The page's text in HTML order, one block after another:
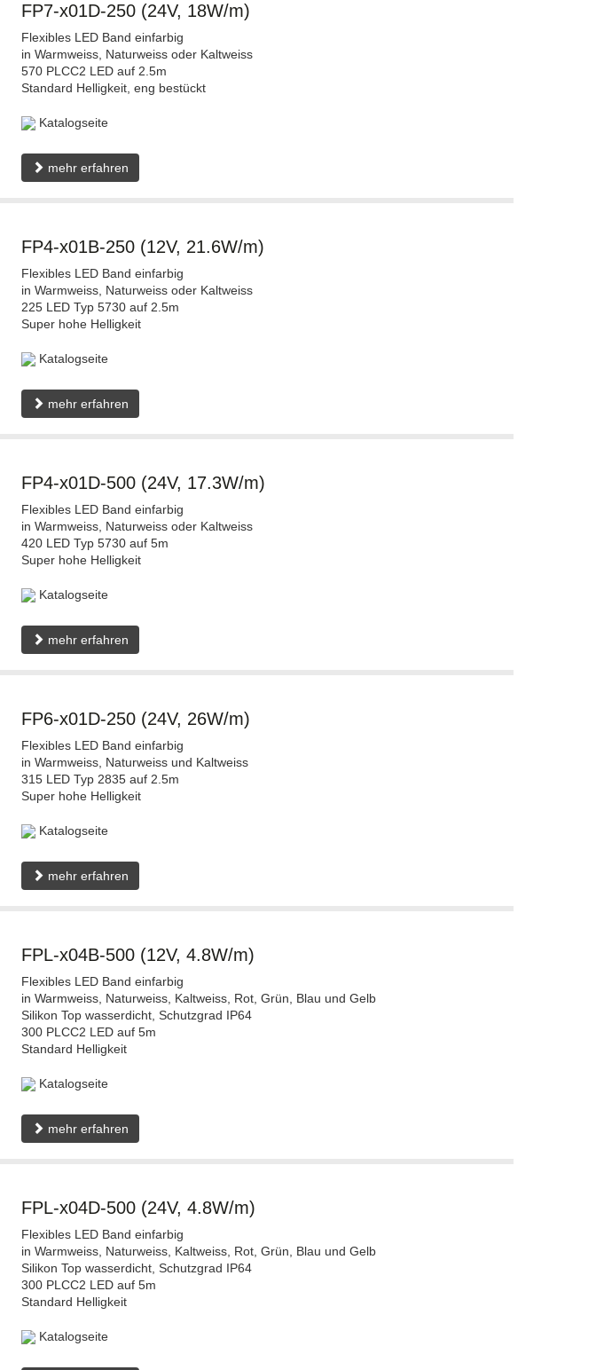
FP7-x01D-250 (24V, 18W/m)
Flexibles LED Band einfarbig
in Warmweiss, Naturweiss oder Kaltweiss
570 PLCC2 LED auf 2.5m
Standard Helligkeit, eng bestückt
Katalogseite
mehr erfahren
FP4-x01B-250 (12V, 21.6W/m)
Flexibles LED Band einfarbig
in Warmweiss, Naturweiss oder Kaltweiss
225 LED Typ 5730 auf 2.5m
Super hohe Helligkeit
Katalogseite
mehr erfahren
FP4-x01D-500 (24V, 17.3W/m)
Flexibles LED Band einfarbig
in Warmweiss, Naturweiss oder Kaltweiss
420 LED Typ 5730 auf 5m
Super hohe Helligkeit
Katalogseite
mehr erfahren
FP6-x01D-250 (24V, 26W/m)
Flexibles LED Band einfarbig
in Warmweiss, Naturweiss und Kaltweiss
315 LED Typ 2835 auf 2.5m
Super hohe Helligkeit
Katalogseite
mehr erfahren
FPL-x04B-500 (12V, 4.8W/m)
Flexibles LED Band einfarbig
in Warmweiss, Naturweiss, Kaltweiss, Rot, Grün, Blau und Gelb
Silikon Top wasserdicht, Schutzgrad IP64
300 PLCC2 LED auf 5m
Standard Helligkeit
Katalogseite
mehr erfahren
FPL-x04D-500 (24V, 4.8W/m)
Flexibles LED Band einfarbig
in Warmweiss, Naturweiss, Kaltweiss, Rot, Grün, Blau und Gelb
Silikon Top wasserdicht, Schutzgrad IP64
300 PLCC2 LED auf 5m
Standard Helligkeit
Katalogseite